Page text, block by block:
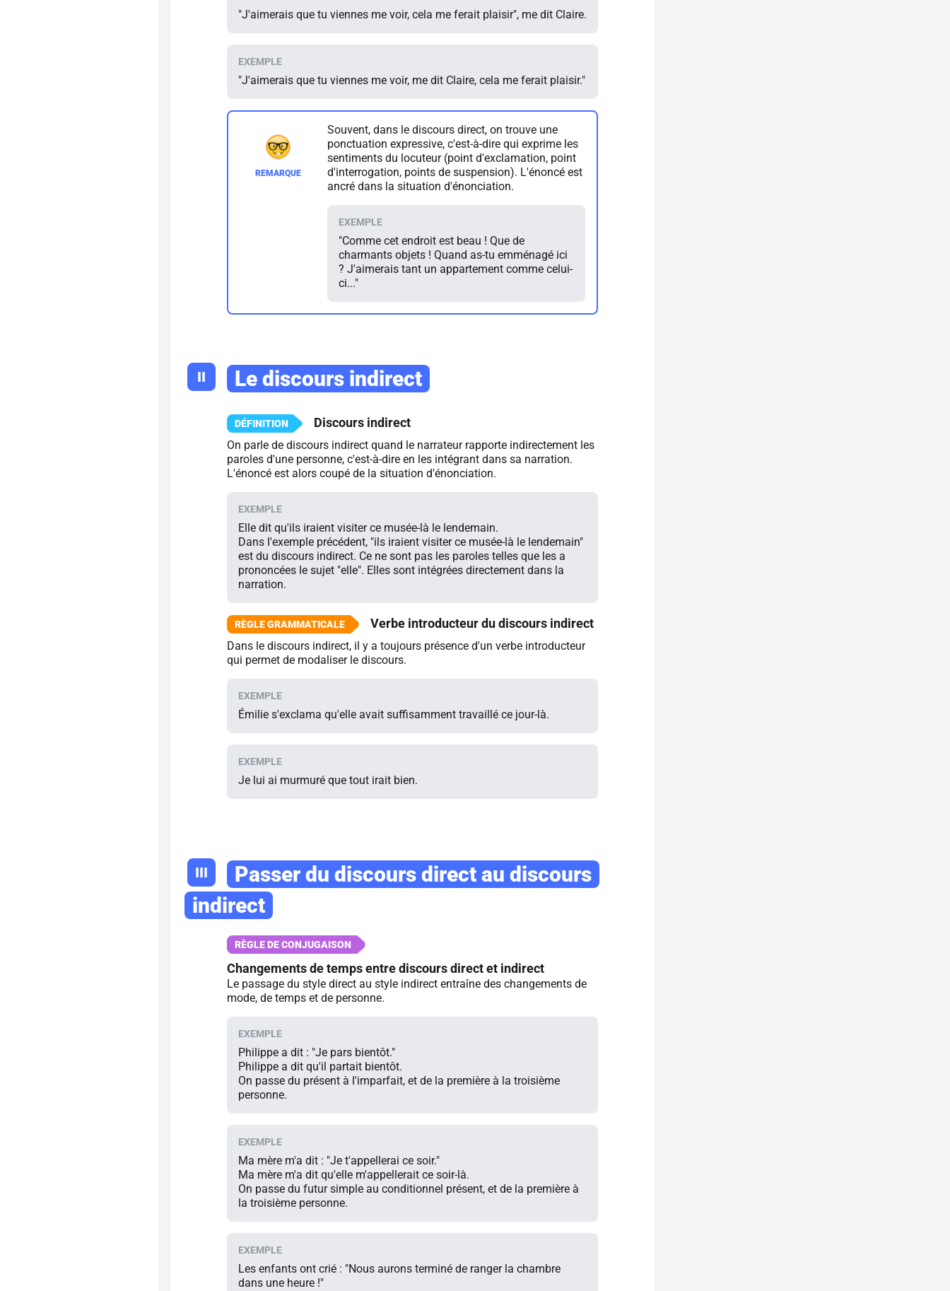
"J'aimerais que tu viennes me voir, cela me ferait plaisir", me dit Claire.
"J'aimerais que tu viennes me voir, me dit Claire, cela me ferait plaisir."
Souvent, dans le discours direct, on trouve une
ponctuation expressive, c'est-à-dire qui exprime les
sentiments du locuteur (point d'exclamation, point
d'interrogation, points de suspension). L'énoncé est
ancré dans la situation d'énonciation.
"Comme cet endroit est beau ! Que de
charmants objets ! Quand as-tu emménagé ici
? J'aimerais tant un appartement comme celui-
ci..."
II Le discours indirect
Discours indirect
On parle de discours indirect quand le narrateur rapporte indirectement les
paroles d'une personne, c'est-à-dire en les intégrant dans sa narration.
L'énoncé est alors coupé de la situation d'énonciation.
Elle dit qu'ils iraient visiter ce musée-là le lendemain.
Dans l'exemple précédent, "ils iraient visiter ce musée-là le lendemain"
est du discours indirect. Ce ne sont pas les paroles telles que les a
prononcées le sujet "elle". Elles sont intégrées directement dans la
narration.
Verbe introducteur du discours indirect
Dans le discours indirect, il y a toujours présence d'un verbe introducteur
qui permet de modaliser le discours.
Émilie s'exclama qu'elle avait suffisamment travaillé ce jour-là.
Je lui ai murmuré que tout irait bien.
III
Passer du discours direct au discours
indirect
Changements de temps entre discours direct et indirect
Le passage du style direct au style indirect entraîne des changements de
mode, de temps et de personne.
Philippe a dit : "Je pars bientôt."
Philippe a dit qu'il partait bientôt.
On passe du présent à l'imparfait, et de la première à la troisième
personne.
Ma mère m'a dit : "Je t'appellerai ce soir."
Ma mère m'a dit qu'elle m'appellerait ce soir-là.
On passe du futur simple au conditionnel présent, et de la première à
la troisième personne.
Les enfants ont crié : "Nous aurons terminé de ranger la chambre
dans une heure !"